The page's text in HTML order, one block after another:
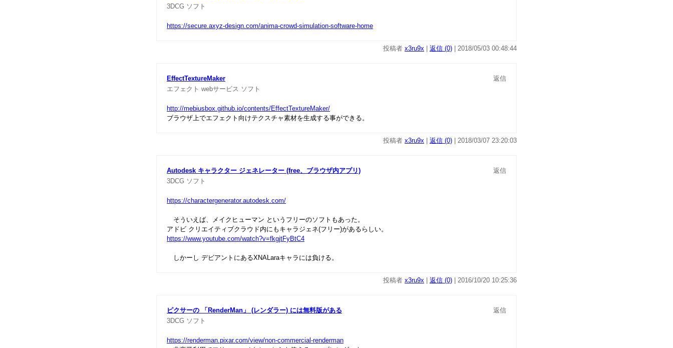
3DCG ソフト
https://secure.axyz-design.com/anima-crowd-simulation-software-home
投稿者 x3ru9x 返信 (0) | 2018/05/03 00:48:44
EffectTextureMaker
返信
エフェクト webサービス ソフト
http://mebiusbox.github.io/contents/EffectTextureMaker/
ブラウザ上でエフェクト向けテクスチャ素材を生成する事ができる。
投稿者 x3ru9x 返信 (0) | 2018/03/07 23:20:03
Autodesk キャラクター ジェネレーター (free、ブラウザ内アプリ)
返信
3DCG ソフト
https://charactergenerator.autodesk.com/
そういえば、メイクヒューマン というフリーのソフトもあった。
アドビ クリエイティブクラウド内にもキャラジェネ(フリー)があるらしい。
https://www.youtube.com/watch?v=fkgjtFyBtC4
しかーし デビアントにあるXNALaraキャラには負ける。
投稿者 x3ru9x 返信 (0) | 2016/10/20 10:25:36
ピクサーの 「RenderMan」 (レンダラー) には無料版がある
返信
3DCG ソフト
https://renderman.pixar.com/view/non-commercial-renderman